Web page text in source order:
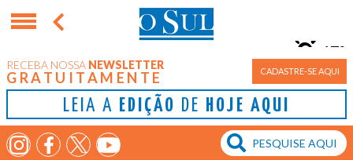
RECEBA NOSSA NEWSLETTER
GRATUITAMENTE CADASTRE-SE AQUI
LEIA A EDIÇÃO DE HOJE AQUI
Porto Alegre
17°